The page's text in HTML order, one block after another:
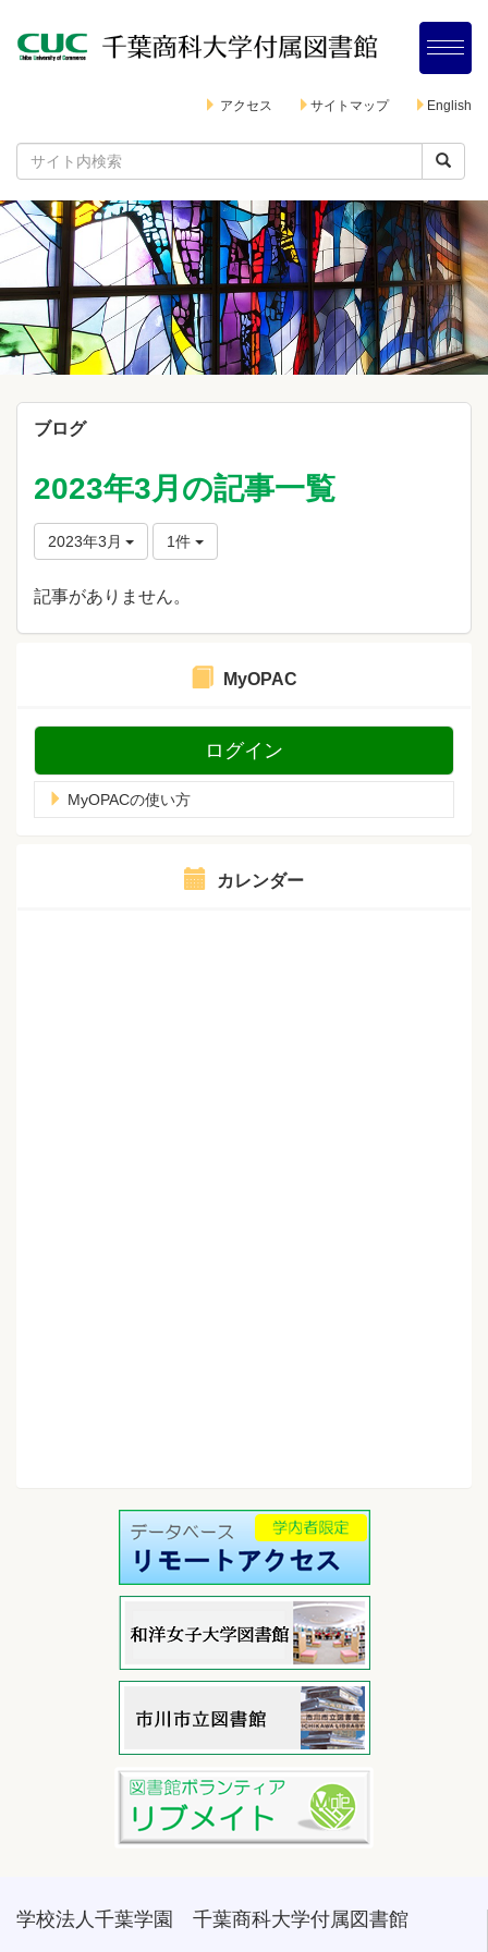
アクセス サイトマップ English
ブログ
2023年3月の記事一覧
2023年3月 1件
記事がありません。
MyOPAC
ログイン
MyOPACの使い方
カレンダー
学校法人千葉学園 千葉商科大学付属図書館